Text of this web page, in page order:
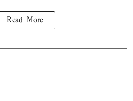
Read More